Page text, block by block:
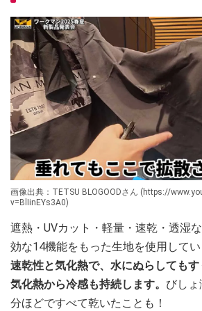
画像出典：TETSU BLOGOODさん (https://
v=BlIinEYs3A0)
遮熱・UVカット・軽量・速乾・透湿
効な14機能をもった生地を使用してい
速乾性と気化熱で、水にぬらしても
気化熱から冷感も持続します。 びし
分ほどですべて乾いたことも！